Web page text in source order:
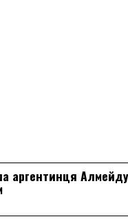
аргентинця Алмейду